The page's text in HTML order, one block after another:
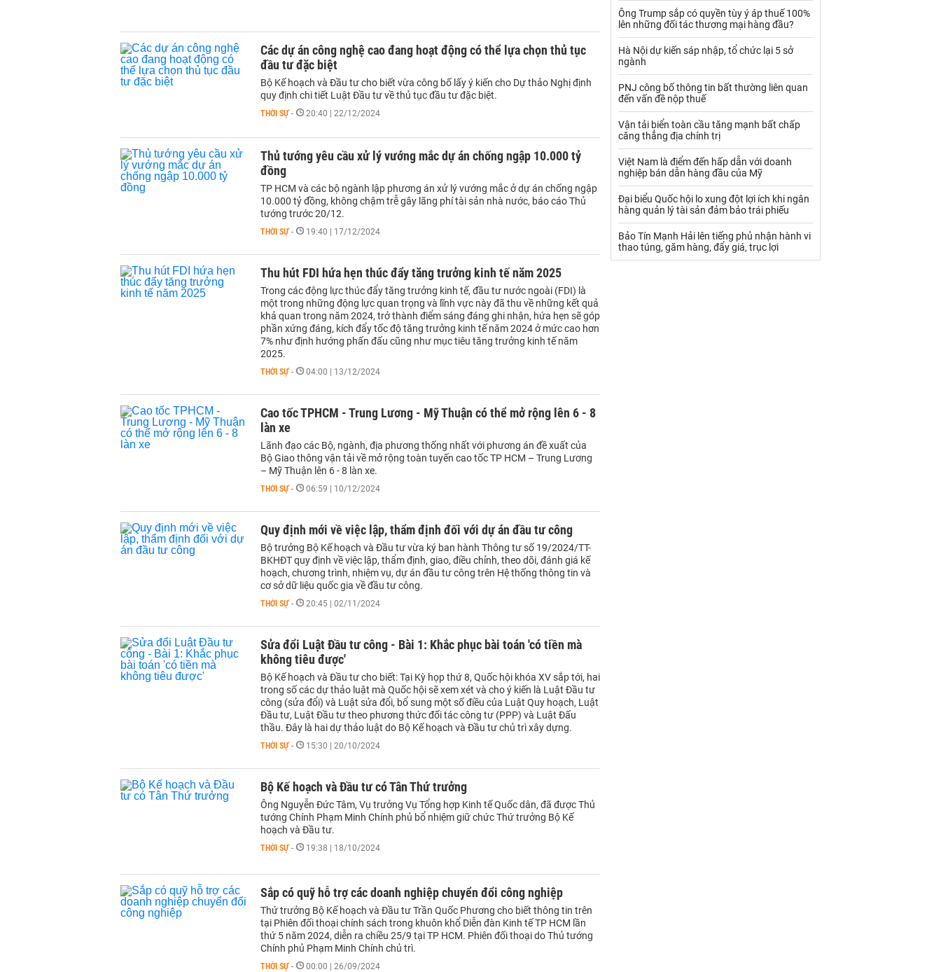
Các dự án công nghệ cao đang hoạt động có thể lựa chọn thủ tục
đầu tư đặc biệt
Bộ Kế hoạch và Đầu tư cho biết vừa công bố lấy ý kiến cho Dự thảo Nghị định
quy định chi tiết Luật Đầu tư về thủ tục đầu tư đặc biệt.
THỜI SỰ - 20:40 | 22/12/2024
Thủ tướng yêu cầu xử lý vướng mắc dự án chống ngập 10.000 tỷ
đồng
TP HCM và các bộ ngành lập phương án xử lý vướng mắc ở dự án chống ngập
10.000 tỷ đồng, không chậm trễ gây lãng phí tài sản nhà nước, báo cáo Thủ
tướng trước 20/12.
THỜI SỰ - 19:40 | 17/12/2024
Thu hút FDI hứa hẹn thúc đẩy tăng trưởng kinh tế năm 2025
Trong các động lực thúc đẩy tăng trưởng kinh tế, đầu tư nước ngoài (FDI) là
một trong những động lực quan trọng và lĩnh vực này đã thu về những kết quả
khả quan trong năm 2024, trở thành điểm sáng đáng ghi nhận, hứa hẹn sẽ góp
phần xứng đáng, kích đẩy tốc độ tăng trưởng kinh tế năm 2024 ở mức cao hơn
7% như định hướng phấn đấu cũng như mục tiêu tăng trưởng kinh tế năm
2025.
THỜI SỰ - 04:00 | 13/12/2024
Cao tốc TPHCM - Trung Lương - Mỹ Thuận có thể mở rộng lên 6 - 8
làn xe
Lãnh đạo các Bộ, ngành, địa phương thống nhất với phương án đề xuất của
Bộ Giao thông vận tải về mở rộng toàn tuyến cao tốc TP HCM – Trung Lương
– Mỹ Thuận lên 6 - 8 làn xe.
THỜI SỰ - 06:59 | 10/12/2024
Quy định mới về việc lập, thẩm định đối với dự án đầu tư công
Bộ trưởng Bộ Kế hoạch và Đầu tư vừa ký ban hành Thông tư số 19/2024/TT-
BKHĐT quy định về việc lập, thẩm định, giao, điều chỉnh, theo dõi, đánh giá kế
hoạch, chương trình, nhiệm vụ, dự án đầu tư công trên Hệ thống thông tin và
cơ sở dữ liệu quốc gia về đầu tư công.
THỜI SỰ - 20:45 | 02/11/2024
Sửa đổi Luật Đầu tư công - Bài 1: Khắc phục bài toán 'có tiền mà
không tiêu được'
Bộ Kế hoạch và Đầu tư cho biết: Tại Kỳ họp thứ 8, Quốc hội khóa XV sắp tới, hai
trong số các dự thảo luật mà Quốc hội sẽ xem xét và cho ý kiến là Luật Đầu tư
công (sửa đổi) và Luật sửa đổi, bổ sung một số điều của Luật Quy hoạch, Luật
Đầu tư, Luật Đầu tư theo phương thức đối tác công tư (PPP) và Luật Đấu
thầu. Đây là hai dự thảo luật do Bộ Kế hoạch và Đầu tư chủ trì xây dựng.
THỜI SỰ - 15:30 | 20/10/2024
Bộ Kế hoạch và Đầu tư có Tân Thứ trưởng
Ông Nguyễn Đức Tâm, Vụ trưởng Vụ Tổng hợp Kinh tế Quốc dân, đã được Thủ
tướng Chính Phạm Minh Chính phủ bổ nhiệm giữ chức Thứ trưởng Bộ Kế
hoạch và Đầu tư.
THỜI SỰ - 19:38 | 18/10/2024
Sắp có quỹ hỗ trợ các doanh nghiệp chuyển đổi công nghiệp
Thứ trưởng Bộ Kế hoạch và Đầu tư Trần Quốc Phương cho biết thông tin trên
tại Phiên đối thoại chính sách trong khuôn khổ Diễn đàn Kinh tế TP HCM lần
thứ 5 năm 2024, diễn ra chiều 25/9 tại TP HCM. Phiên đối thoại do Thủ tướng
Chính phủ Phạm Minh Chính chủ trì.
THỜI SỰ - 00:00 | 26/09/2024
Nhựa - Hạt nhựa
Palladium Phân bón
Sữa
Than
Thủy hải sản khác Tôm
Vàng
VLXD khác Xăng dầu
Xi măng - Clynker
Ông Trump sắp có quyền tùy ý áp thuế 100%
lên những đối tác thương mại hàng đầu?
Hà Nội dự kiến sáp nhập, tổ chức lại 5 sở
ngành
PNJ công bố thông tin bất thường liên quan
đến vấn đề nộp thuế
Vận tải biển toàn cầu tăng mạnh bất chấp
căng thẳng địa chính trị
Việt Nam là điểm đến hấp dẫn với doanh
nghiệp bán dẫn hàng đầu của Mỹ
Đại biểu Quốc hội lo xung đột lợi ích khi ngân
hàng quản lý tài sản đảm bảo trái phiếu
Bảo Tín Mạnh Hải lên tiếng phủ nhận hành vi
thao túng, găm hàng, đẩy giá, trục lợi